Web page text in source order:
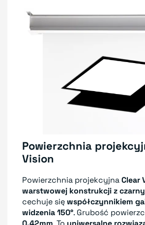
Powierzchnia
Vision
Powierzchnia projekcyjnaClear
warstwowej konstrukcji z
cechuje sięwspółczynnikiem
widzenia 150°. Grubość